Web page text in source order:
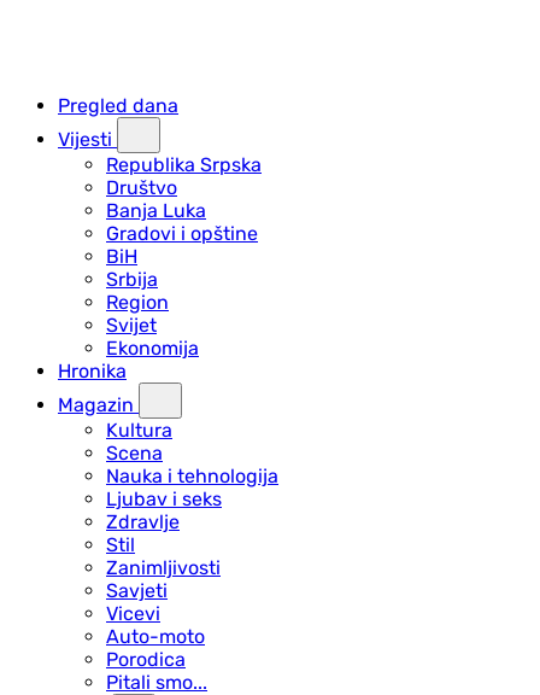
Pregled dana
Vijesti
Republika Srpska
Društvo
Banja Luka
Gradovi i opštine
BiH
Srbija
Region
Svijet
Ekonomija
Hronika
Magazin
Kultura
Scena
Nauka i tehnologija
Ljubav i seks
Zdravlje
Stil
Zanimljivosti
Savjeti
Vicevi
Auto-moto
Porodica
Pitali smo...